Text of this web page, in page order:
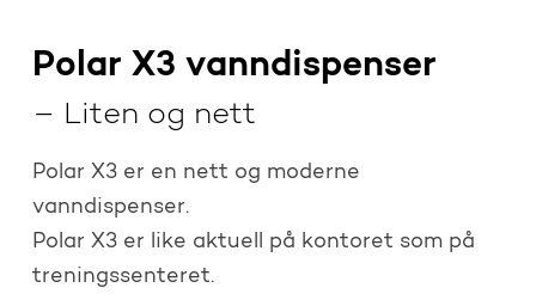
Polar X3 vanndispenser
– Liten og nett
Polar X3 er en nett og moderne
vanndispenser.
Polar X3 er like aktuell på kontoret som på
treningssenteret.